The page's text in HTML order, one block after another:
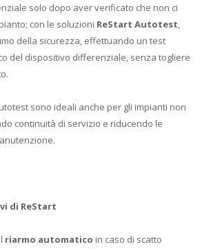
solo dopo aver verificato che non ci
con le soluzioni ReStart Autotest,
della sicurezza, effettuando un test
del dispositivo differenziale, senza togliere
sono ideali anche per gli impianti non
continuità di servizio e riducendo le
di ReStart
riarmo automatico in caso di scatto